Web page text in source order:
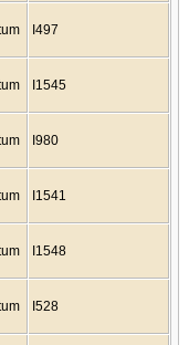
I497
I1545
I980
I1541
I1548
I528